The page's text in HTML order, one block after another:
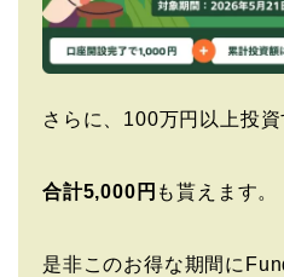
さらに、100万円以上投
合計5,000円 も貰えます。
是非このお得な期間に